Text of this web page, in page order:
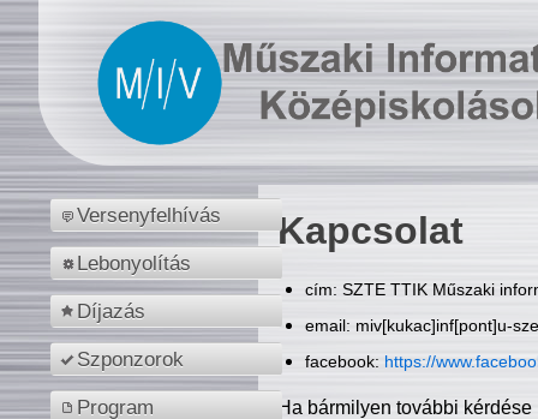
Versenyfelhívás
Lebonyolítás
Díjazás
Szponzorok
Program
Kapcsolat
cím: SZTE TTIK Műszaki
email: miv[kukac]inf[pont]u-
facebook: https://
Ha bármilyen további